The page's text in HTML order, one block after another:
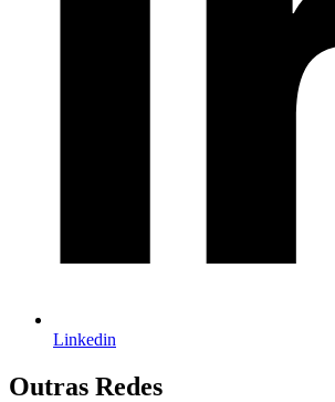
Linkedin
Outras Redes